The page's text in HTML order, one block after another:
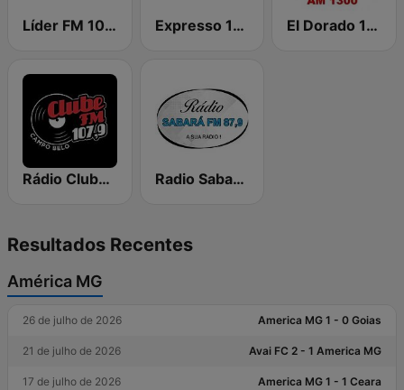
Líder FM 103.1 Expresso 104.3 FM El Dorado 1300 AM
Rádio Clube de Campo Belo - MG Radio Sabará FM
Resultados Recentes
América MG
26 de julho de 2026 America MG 1 - 0 Goias
21 de julho de 2026 Avai FC 2 - 1 America MG
17 de julho de 2026 America MG 1 - 1 Ceara